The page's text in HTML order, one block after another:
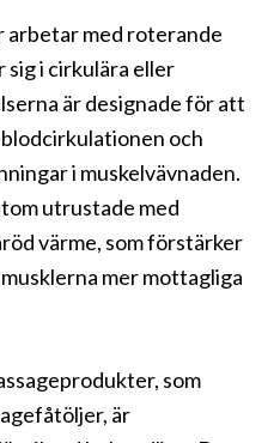
arbetar med roterande
sig i cirkulära eller
är designade för att
och
i muskelvävnaden.
utrustade med
värme, som förstärker
mer mottagliga
som
är